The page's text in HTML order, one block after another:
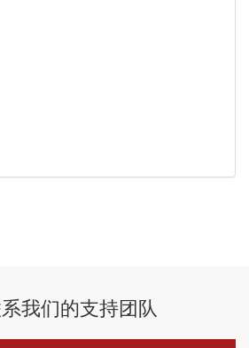
我们的支持团队